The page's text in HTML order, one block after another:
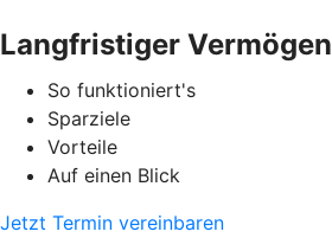
Langfristiger
So funktioniert's
Sparziele
Vorteile
Auf einen Blick
Jetzt Termin vereinbaren